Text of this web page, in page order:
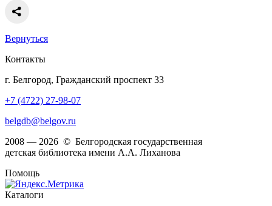
Вернуться
Контакты
г. Белгород, Гражданский проспект 33
+7 (4722) 27-98-07
belgdb@belgov.ru
2008 — 2026 © Белгородская государственная
детская библиотека имени А.А. Лиханова
Помощь
Каталоги